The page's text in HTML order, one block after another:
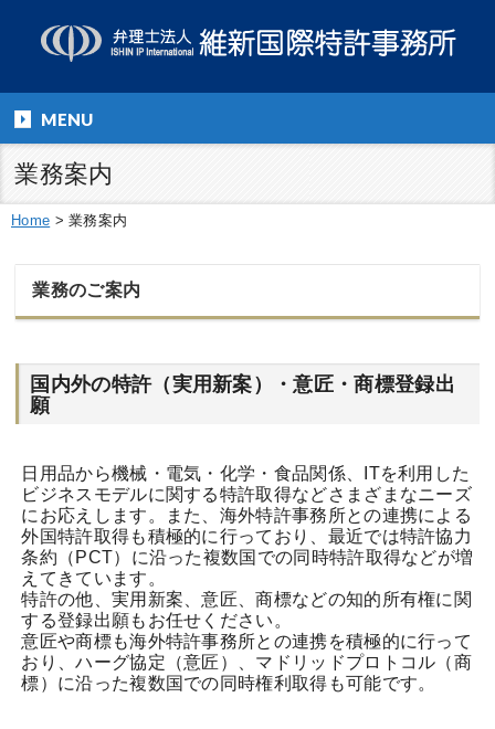
MENU
業務案内
Home >業務案内
業務のご案内
国内外の特許（実用新案）・意匠・商標登録出
願
日用品から機械・電気・化学・食品関係、ITを利用した
ビジネスモデルに関する特許取得などさまざまなニーズ
にお応えします。また、海外特許事務所との連携による
外国特許取得も積極的に行っており、最近では特許協力
条約（PCT）に沿った複数国での同時特許取得などが増
えてきています。
特許の他、実用新案、意匠、商標などの知的所有権に関
する登録出願もお任せください。
意匠や商標も海外特許事務所との連携を積極的に行って
おり、ハーグ協定（意匠）、マドリッドプロトコル（商
標）に沿った複数国での同時権利取得も可能です。